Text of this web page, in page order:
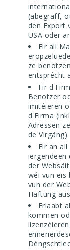
(abegraff,
den Export
USA oder
Fir all
ze
entsprécht
Fir
Benotzer
imitéieren
d'Firma
Adressen
de Virgäng).
Fir an
iergendeen
der
wéi vun
vun der
Haftung
Erlaabt
kommen